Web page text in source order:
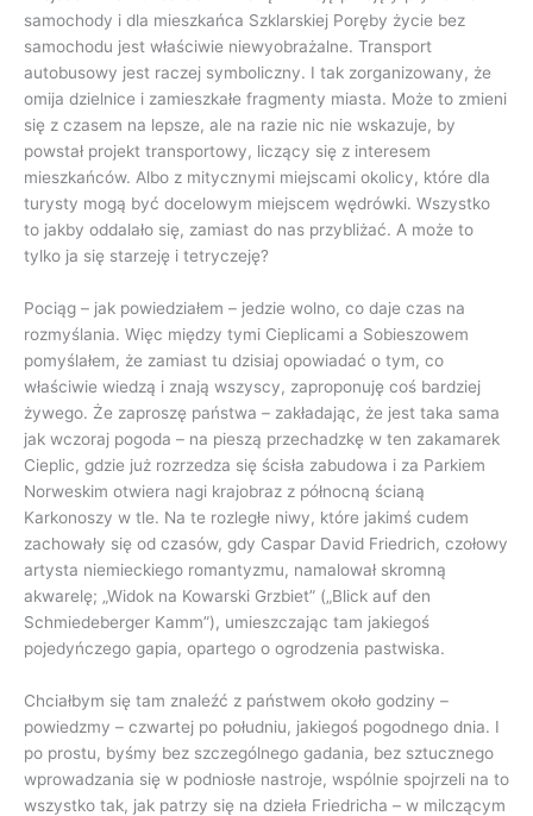
samochody i dla mieszkańca Szklarskiej Poręby życie bez
samochodu jest właściwie niewyobrażalne. Transport
autobusowy jest raczej symboliczny. I tak zorganizowany, że
omija dzielnice i zamieszkałe fragmenty miasta. Może to zmieni
się z czasem na lepsze, ale na razie nic nie wskazuje, by
powstał projekt transportowy, liczący się z interesem
mieszkańców. Albo z mitycznymi miejscami okolicy, które dla
turysty mogą być docelowym miejscem wędrówki. Wszystko
to jakby oddalało się, zamiast do nas przybliżać. A może to
tylko ja się starzeję i tetryczeję?
Pociąg – jak powiedziałem – jedzie wolno, co daje czas na
rozmyślania. Więc między tymi Cieplicami a Sobieszowem
pomyślałem, że zamiast tu dzisiaj opowiadać o tym, co
właściwie wiedzą i znają wszyscy, zaproponuję coś bardziej
żywego. Że zaproszę państwa – zakładając, że jest taka sama
jak wczoraj pogoda – na pieszą przechadzkę w ten zakamarek
Cieplic, gdzie już rozrzedza się ścisła zabudowa i za Parkiem
Norweskim otwiera nagi krajobraz z północną ścianą
Karkonoszy w tle. Na te rozległe niwy, które jakimś cudem
zachowały się od czasów, gdy Caspar David Friedrich, czołowy
artysta niemieckiego romantyzmu, namalował skromną
akwarelę; „Widok na Kowarski Grzbiet” („Blick auf den
Schmiedeberger Kamm”), umieszczając tam jakiegoś
pojedyńczego gapia, opartego o ogrodzenia pastwiska.
Chciałbym się tam znaleźć z państwem około godziny –
powiedzmy – czwartej po południu, jakiegoś pogodnego dnia. I
po prostu, byśmy bez szczególnego gadania, bez sztucznego
wprowadzania się w podniosłe nastroje, wspólnie spojrzeli na to
wszystko tak, jak patrzy się na dzieła Friedricha – w milczącym